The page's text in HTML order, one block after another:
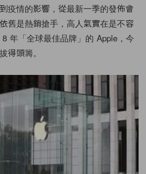
疫情的影響，從最新一季的發佈會
舊是熱銷搶手，高人氣實在是不容
年「全球最佳品牌」的 Apple，今
得頭籌。